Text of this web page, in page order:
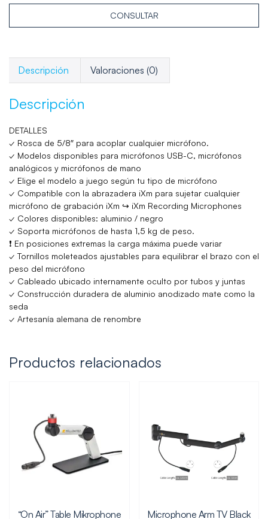
CONSULTAR
Descripción Valoraciones (0)
Descripción
DETALLES
✓ Rosca de 5/8″ para acoplar cualquier micrófono.
✓ Modelos disponibles para micrófonos USB-C, micrófonos
analógicos y micrófonos de mano
✓ Elige el modelo a juego según tu tipo de micrófono
✓ Compatible con la abrazadera iXm para sujetar cualquier
micrófono de grabación iXm ↪ iXm Recording Microphones
✓ Colores disponibles: aluminio / negro
✓ Soporta micrófonos de hasta 1,5 kg de peso.
❗ En posiciones extremas la carga máxima puede variar
✓ Tornillos moleteados ajustables para equilibrar el brazo con el
peso del micrófono
✓ Cableado ubicado internamente oculto por tubos y juntas
✓ Construcción duradera de aluminio anodizado mate como la
seda
✓ Artesanía alemana de renombre
Productos relacionados
“On Air” Table Mikrophone
Microphone Arm TV Black